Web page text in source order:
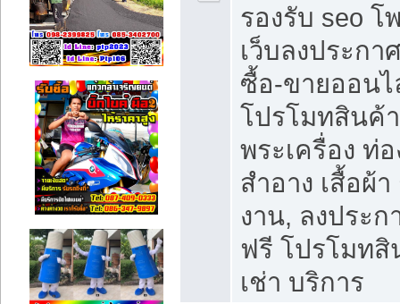
รองรับ seo โ
เว็บลงประก
ซื้อ-ขายออน
โปรโมทสินค้
พระเครื่อง ท่อ
สำอาง เสื้อผ้
งาน, ลงประ
ฟรี โปรโมท
เช่า บริการ